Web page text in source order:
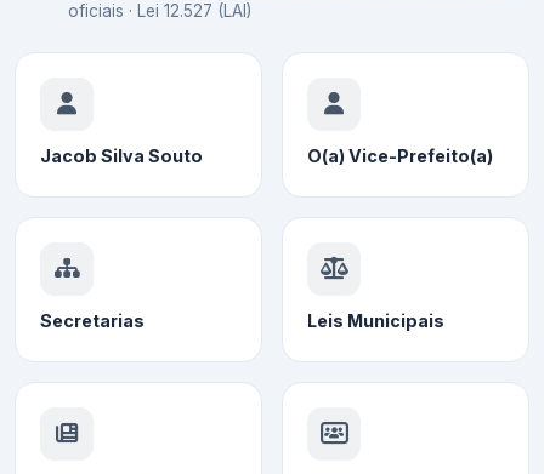
oficiais · Lei 12.527 (LAI)
Jacob Silva Souto O(a) Vice-Prefeito(a)
Secretarias Leis Municipais